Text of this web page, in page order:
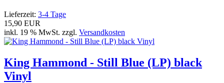
Lieferzeit: 3-4 Tage
15,90 EUR
inkl. 19 % MwSt. zzgl. Versandkosten
King Hammond - Still Blue (LP) black
Vinyl